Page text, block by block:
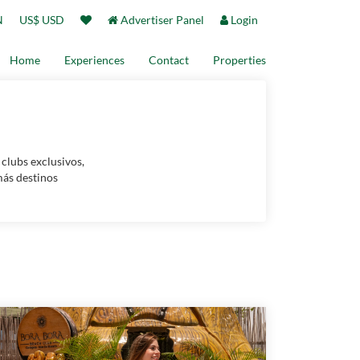
US$ USD Advertiser Panel Login
Home Experiences Contact Properties
exclusivos,
destinos